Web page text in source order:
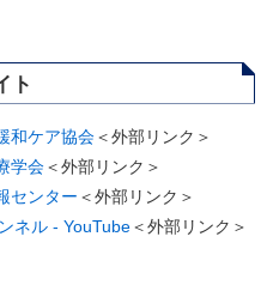
ト
和ケア協会＜外部リンク＞
学会＜外部リンク＞
センター ＜外部リンク＞
ネル - YouTube＜外部リンク＞